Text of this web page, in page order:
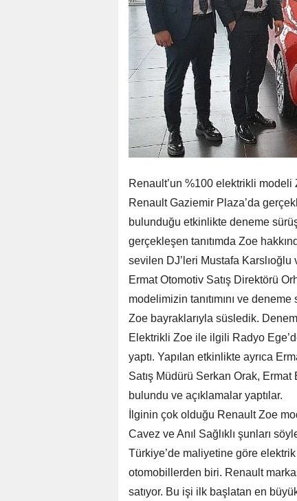
Renault’un %100 elektrikli modeli
Renault Gaziemir Plaza’da
bulunduğu etkinlikte deneme
gerçekleşen tanıtımda Zoe
sevilen DJ’leri Mustafa Karslıoğlu
Ermat Otomotiv Satış Direktörü
modelimizin tanıtımını ve
Zoe bayraklarıyla süsledik.
Elektrikli Zoe ile ilgili Radyo
yaptı. Yapılan etkinlikte ayrıca
Satış Müdürü Serkan Orak, Ermat
bulundu ve açıklamalar yaptılar.
İlginin çok olduğu Renault Zoe
Cavez ve Anıl Sağlıklı şunları
Türkiye’de maliyetine göre
otomobillerden biri. Renault
satıyor. Bu işi ilk başlatan en